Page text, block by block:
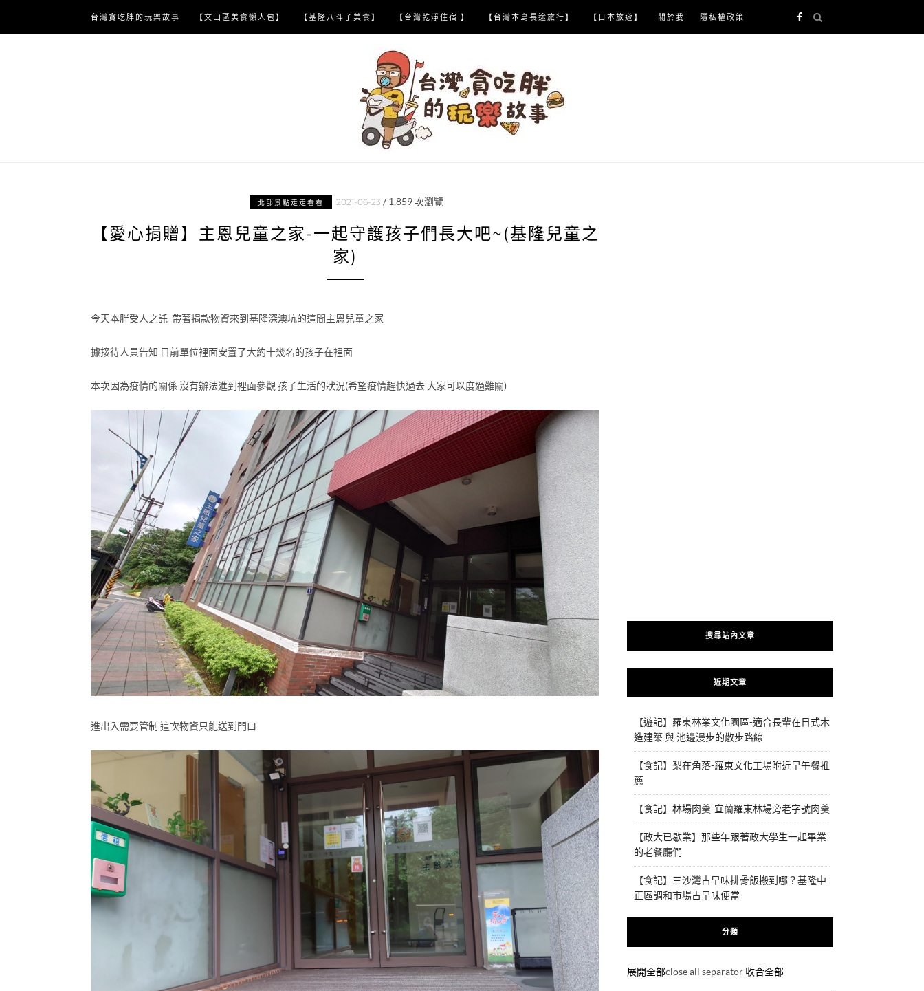
content
台灣貪吃胖的玩樂故事 【文山區美食懶人包】 【基隆八斗子美食】 【台灣乾淨住宿 】 【台灣本島長途旅行】 【日本旅遊】 關於我 隱私權政策
北部景點走走看看 2021-06-23 / 1,859次瀏覽
【愛心捐贈】主恩兒童之家-一起守護孩子們長大吧~(基隆兒童之
家)
今天本胖受人之託 帶著捐款物資來到基隆深澳坑的這間主恩兒童之家
據接待人員告知 目前單位裡面安置了大約十幾名的孩子在裡面
本次因為疫情的關係 沒有辦法進到裡面參觀 孩子生活的狀況(希望疫情趕快過去 大家可以度過難關)
進出入需要管制 這次物資只能送到門口
搜尋站內文章
近期文章
【遊記】羅東林業文化園區-適合長輩在日式木
造建築 與 池邊漫步的散步路線
【食記】梨在角落-羅東文化工場附近早午餐推
薦
【食記】林場肉羹-宜蘭羅東林場旁老字號肉羹
【政大已歇業】那些年跟著政大學生一起畢業
的老餐廳們
【食記】三沙灣古早味排骨飯搬到哪？基隆中
正區調和市場古早味便當
分類
展開全部close all separator 收合全部